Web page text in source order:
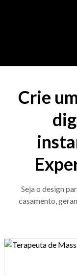
Crie
Seja o design
casamento,
Design preview